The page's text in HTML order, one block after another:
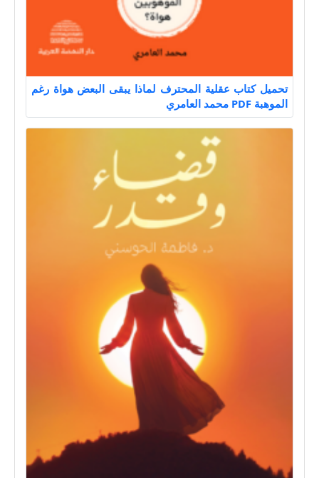
تحميل كتاب عقلية المحترف لماذا يبقى البعض هواة رغم
الموهبة PDF محمد العامري